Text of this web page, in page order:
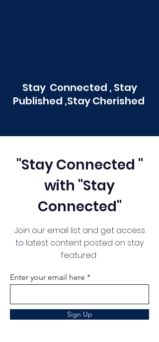
Stay Connected , Stay
Published ,Stay Cherished
"Stay Connected "
with "Stay
Connected"
Join our email list and get access
to latest content posted on stay
featured
Enter your email here
Sign Up